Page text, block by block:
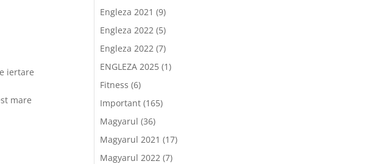
iertare
mare
Engleza 2021 (9)
Engleza 2022(5)
Engleza 2022(7)
ENGLEZA 2025(1)
Fitness (6)
Important(165)
Magyarul (36)
Magyarul 2021 (17)
Magyarul 2022(7)